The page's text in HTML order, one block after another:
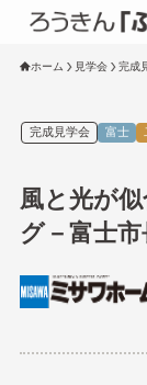
ホーム 見学会 完成
完成見学会 富士
風と光が
グ－富士市